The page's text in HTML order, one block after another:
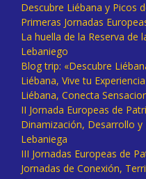
Descubre Liébana y Picos
Primeras Jornadas
La huella de la Reserva de
Lebaniego
Blog trip: «Descubre
Liébana, Vive tu Experiencia
Liébana, Conecta
II Jornada Europeas de
Dinamización, Desarrollo
Lebaniega
III Jornadas Europeas de
Jornadas de Conexión,